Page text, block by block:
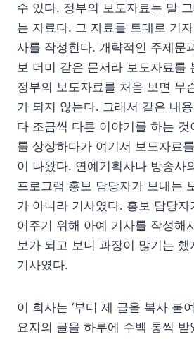
수 있다. 정부의 보도자료는 말
는 자료다. 그 자료를 토대로 기
사를 작성한다. 개략적인 주제문
보 더미 같은 문서라 보도자료를
정부의 보도자료를 처음 보면 무
가 되지 않는다. 그래서 같은 내
다 조금씩 다른 이야기를 하는
를 상상하다가 여기서 보도자료
이 나왔다. 연예기획사나 방송사
프로그램 홍보 담당자가 보내는
가 아니라 기사였다. 홍보 담당자
어주기 위해 아예 기사를 작성해
보가 되고 보니 과장이 많기는
기사였다.
이 회사는 ‘부디 제 글을 복사 붙
요지의 글을 하루에 수백 통씩